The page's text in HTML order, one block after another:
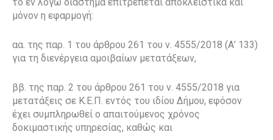
μόνον η εφαρμογή:
αα. της παρ. 1 του άρθρου 261 του ν. 4555/2018 (Α’ 133)
για τη διενέργεια αμοιβαίων μετατάξεων,
ββ. της παρ. 2 του άρθρου 261 του ν. 4555/2018 για
μετατάξεις σε Κ.Ε.Π. εντός του ιδίου Δήμου, εφόσον
έχει συμπληρωθεί ο απαιτούμενος χρόνος
δοκιμαστικής υπηρεσίας, καθώς και